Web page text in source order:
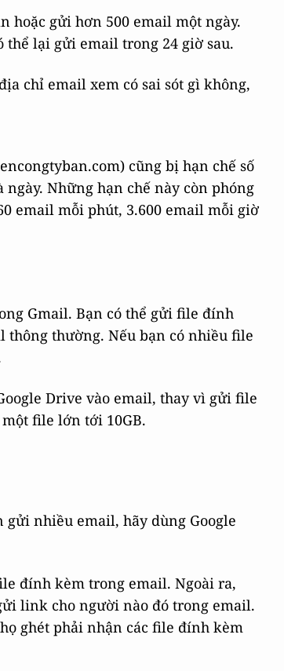
hoặc gửi hơn 500 email một ngày.
lại gửi email trong 24 giờ sau.
chỉ email xem có sai sót gì không,
cũng bị hạn chế số
Những hạn chế này còn phóng
email mỗi phút, 3.600 email mỗi giờ
Gmail. Bạn có thể gửi file đính
thông thường. Nếu bạn có nhiều file
Drive vào email, thay vì gửi file
file lớn tới 10GB.
nhiều email, hãy dùng Google
đính kèm trong email. Ngoài ra,
link cho người nào đó trong email.
ghét phải nhận các file đính kèm